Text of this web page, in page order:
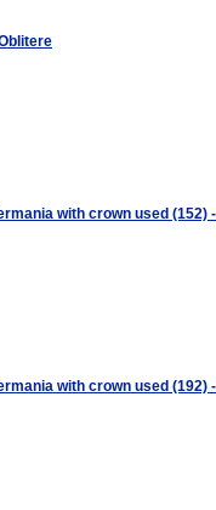
with crown used (152) -
with crown used (192) -